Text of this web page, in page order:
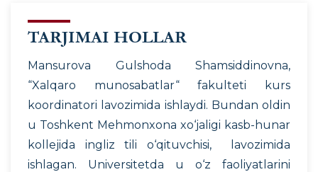
TARJIMAI HOLLAR
Mansurova Gulshoda Shamsiddinovna,
“Xalqaro munosabatlar“ fakulteti kurs
koordinatori lavozimida ishlaydi. Bundan oldin
u Toshkent Mehmonxona xo‘jaligi kasb-hunar
kollejida ingliz tili o‘qituvchisi‚ lavozimida
ishlagan. Universitetda u o‘z faoliyatlarini